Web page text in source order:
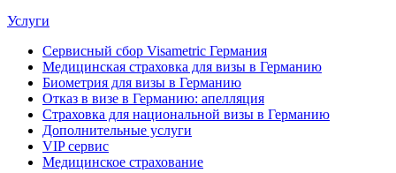
Услуги
Сервисный сбор Visametric Германия
Медицинская страховка для визы в Германию
Биометрия для визы в Германию
Отказ в визе в Германию: апелляция
Страховка для национальной визы в Германию
Дополнительные услуги
VIP сервис
Медицинское страхование